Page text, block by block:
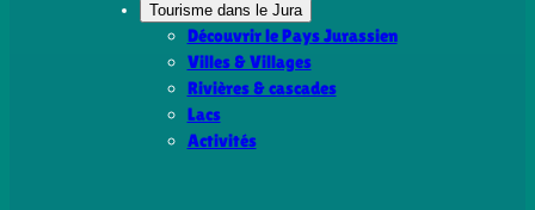
Tourisme dans le Jura
Découvrir le Pays Jurassien
Villes & Villages
Rivières & cascades
Lacs
Activités